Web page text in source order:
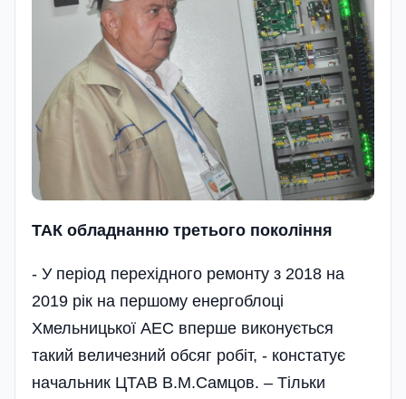
ТАК обладнанню третього поколiння
- У період перехідного ремонту з 2018 на
2019 рік на першому енергоблоці
Хмельницької АЕС вперше виконується
такий величезний обсяг робіт, - констатує
начальник ЦТАВ В.М.Самцов. – Тільки